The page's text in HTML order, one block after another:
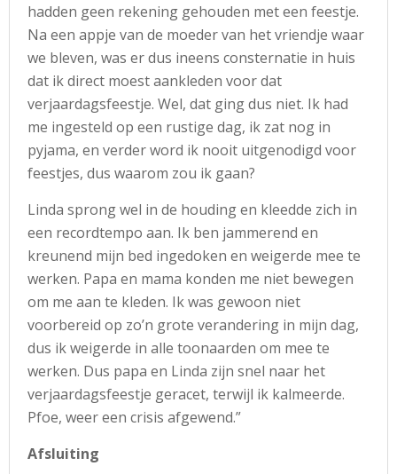
hadden geen rekening gehouden met een feestje.
Na een appje van de moeder van het vriendje waar
we bleven, was er dus ineens consternatie in huis
dat ik direct moest aankleden voor dat
verjaardagsfeestje. Wel, dat ging dus niet. Ik had
me ingesteld op een rustige dag, ik zat nog in
pyjama, en verder word ik nooit uitgenodigd voor
feestjes, dus waarom zou ik gaan?
Linda sprong wel in de houding en kleedde zich in
een recordtempo aan. Ik ben jammerend en
kreunend mijn bed ingedoken en weigerde mee te
werken. Papa en mama konden me niet bewegen
om me aan te kleden. Ik was gewoon niet
voorbereid op zo’n grote verandering in mijn dag,
dus ik weigerde in alle toonaarden om mee te
werken. Dus papa en Linda zijn snel naar het
verjaardagsfeestje geracet, terwijl ik kalmeerde.
Pfoe, weer een crisis afgewend.”
Afsluiting